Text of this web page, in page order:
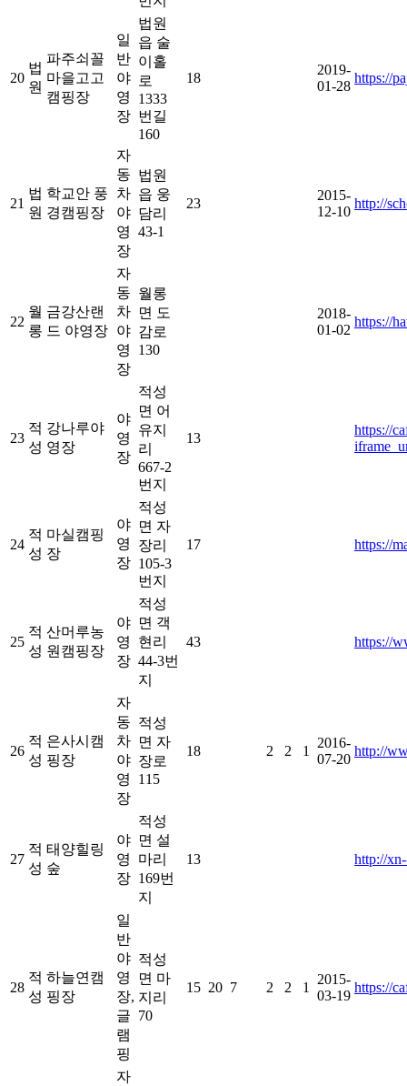
20
법
원
파주쇠꼴
마을고고
캠핑장
일
반
야
영
장
법원
읍 술
이홀
로
1333
번길
160
18
2019-
01-28
https://
21
법
원
학교안 풍
경캠핑장
자
동
차
야
영
장
법원
읍 웅
담리
43-1
23
2015-
12-10
http://
22
월
롱
금강산랜
드 야영장
자
동
차
야
영
장
월롱
면 도
감로
130
2018-
01-02
https://
23
적
성
강나루야
영장
야
영
장
적성
면 어
유지
리
667-2
번지
13
https://
24
적
성
마실캠핑
장
야
영
장
적성
면 자
장리
105-3
번지
17 https://
25
적
성
산머루농
원캠핑장
야
영
장
적성
면 객
현리
44-3번
지
43 https://
26
적
성
은사시캠
핑장
자
동
차
야
영
장
적성
면 자
장로
115
18 2 2 1
2016-
07-20
http://
27
적
성
태양힐링
숲
야
영
장
적성
면 설
마리
169번
지
13 http://
28
적
성
하늘연캠
핑장
일
반
야
영
장,
글
램
핑
적성
면 마
지리
70
15 20 7 2 2 1
2015-
03-19
https://
자